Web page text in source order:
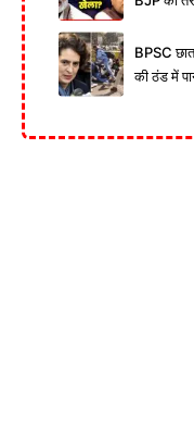
BPSC
की ठंड में